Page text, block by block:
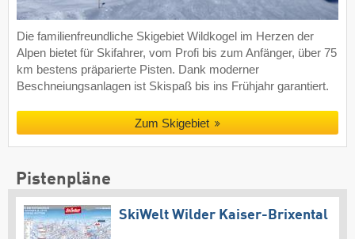
Die familienfreundliche Skigebiet Wildkogel im Herzen der
Alpen bietet für Skifahrer, vom Profi bis zum Anfänger, über 75
km bestens präparierte Pisten. Dank moderner
Beschneiungsanlagen ist Skispaß bis ins Frühjahr garantiert.
Zum Skigebiet
Pistenpläne
SkiWelt Wilder Kaiser-Brixental